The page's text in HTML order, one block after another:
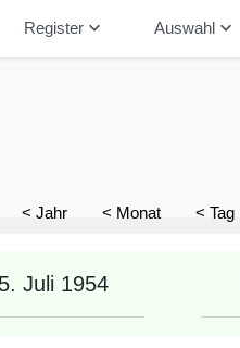
Registerkeyboard_arrow_down Auswahlkeyboard_arrow_down
< Jahr < Monat < Tag
Juli 1954